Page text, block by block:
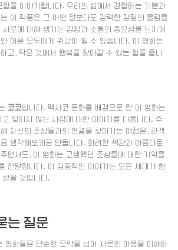
을 이야기합니다. 우리의 삶에서 경험하는 기쁨과
이 작품은 그 어떤 말보다도 강력한 감정의 울림을
로에 대해 생기는 감정과 소통의 중요성을 느끼게
어른 모두에게 귀감이 될 수 있습니다. 이 영화는
고, 작은 것에서 행복을 찾아갈 수 있는 힘을 줍니
코코입니다. 멕시코 문화를 배경으로 한 이 영화는
잊히지 않는 사랑에 대한 이야기를 다룹니다. 주
자신의 조상들과의 연결을 찾아가는 여정은, 관객
생각해보게끔 만듭니다. 화려한 색감과 아름다운
면서도, 이 영화는 고생했던 조상들에 대한 기억을
전달합니다. 이 감동적인 이야기는 모든 세대가 함
받을 것입니다.
는 질문
영화들은 단순한 오락을 넘어 서로의 마음을 이해하